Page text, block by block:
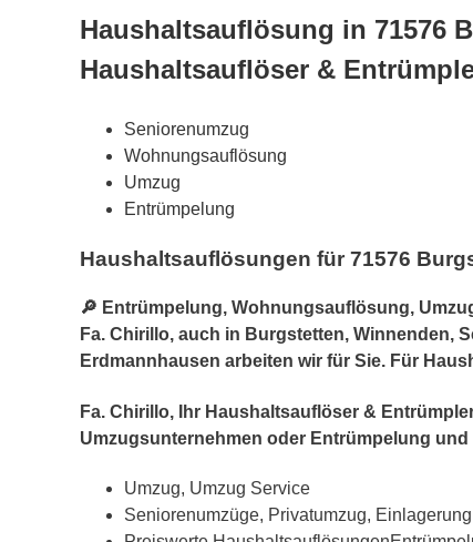
Haushaltsauflösung in 71576
Haushaltsauflöser &
Seniorenumzug
Wohnungsauflösung
Umzug
Entrümpelung
Haushaltsauflösungen für 71576
🔎 Entrümpelung, Wohnungsauflösung,
Fa. Chirillo, auch in Burgstetten, Winnenden,
Erdmannhausen arbeiten wir für Sie. Für
Fa. Chirillo, Ihr Haushaltsauflöser &
Umzugsunternehmen oder Entrümpelung
Umzug, Umzug Service
Seniorenumzüge, Privatumzug,